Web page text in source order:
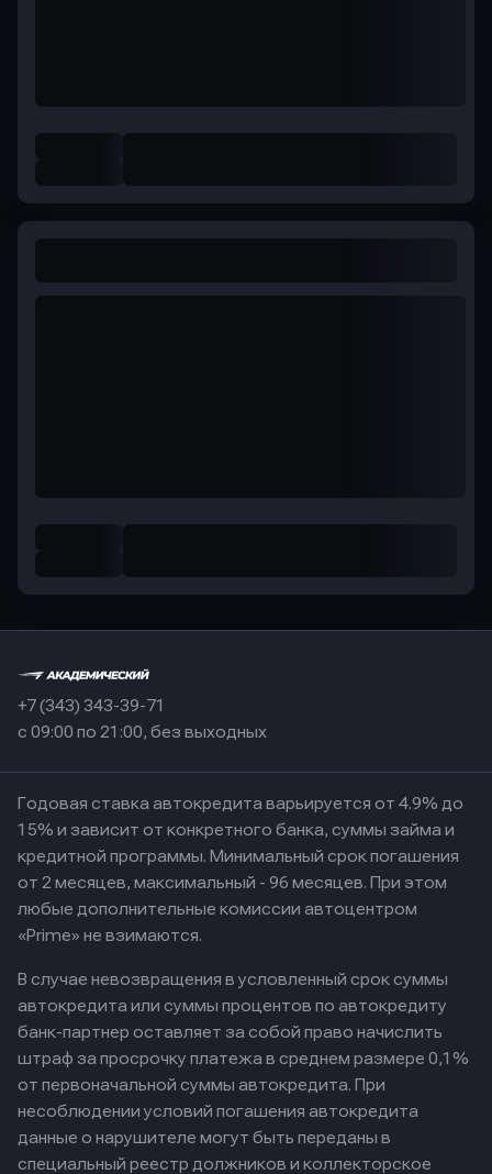
+7 (343) 343-39-71
с 09:00 по 21:00, без выходных
Годовая ставка автокредита варьируется от 4.9% до
15% и зависит от конкретного банка, суммы займа и
кредитной программы. Минимальный срок погашения
от 2 месяцев, максимальный - 96 месяцев. При этом
любые дополнительные комиссии автоцентром
«Prime» не взимаются.
В случае невозвращения в условленный срок суммы
автокредита или суммы процентов по автокредиту
банк-партнер оставляет за собой право начислить
штраф за просрочку платежа в среднем размере 0,1%
от первоначальной суммы автокредита. При
несоблюдении условий погашения автокредита
данные о нарушителе могут быть переданы в
специальный реестр должников и коллекторское